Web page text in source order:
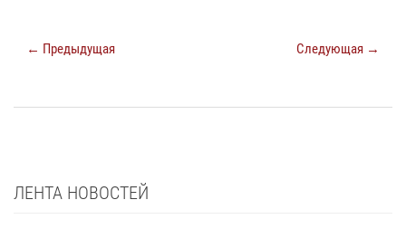
← Предыдущая Следующая →
ЛЕНТА НОВОСТЕЙ